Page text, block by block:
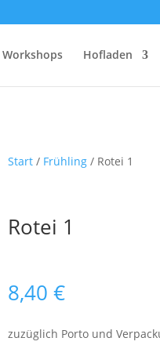
Workshops Hofladen
Start/ Frühling/ Rotei 1
Rotei 1
8,40 €
zuzüglich Porto und